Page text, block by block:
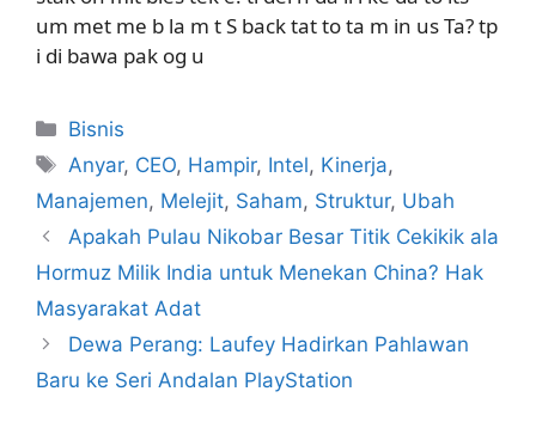
um met me b la m t S back tat to ta m in us Ta? tp
i di bawa pak og u
Kategori
Bisnis
Tag
Anyar, CEO, Hampir, Intel, Kinerja,
Manajemen, Melejit, Saham, Struktur, Ubah
Apakah Pulau Nikobar Besar Titik Cekikik ala
Hormuz Milik India untuk Menekan China? Hak
Masyarakat Adat
Dewa Perang: Laufey Hadirkan Pahlawan
Baru ke Seri Andalan PlayStation